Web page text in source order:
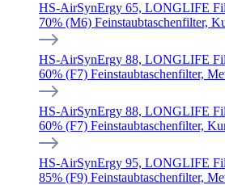
HS-AirSynErgy 65, LONGLIFE
70% (M6) Feinstaubtaschenfilter,
HS-AirSynErgy 88, LONGLIFE
60% (F7) Feinstaubtaschenfilter,
HS-AirSynErgy 88, LONGLIFE
60% (F7) Feinstaubtaschenfilter,
HS-AirSynErgy 95, LONGLIFE
85% (F9) Feinstaubtaschenfilter,